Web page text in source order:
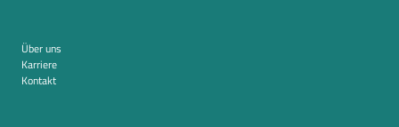
Über uns
Karriere
Kontakt